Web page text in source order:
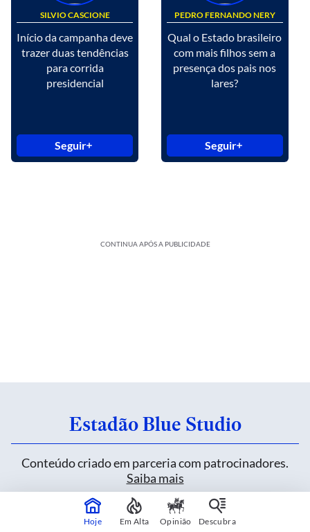
SILVIO CASCIONE
Início da campanha deve
trazer duas tendências
para corrida
presidencial
Seguir
PEDRO FERNANDO NERY
Qual o Estado brasileiro
com mais filhos sem a
presença dos pais nos
lares?
Seguir
CONTINUA APÓS A PUBLICIDADE
Estadão Blue Studio
Conteúdo criado em parceria com patrocinadores.
Saiba mais
Heineken inova sem alterar uma fórmula de
Hoje Em Alta Opinião Descubra